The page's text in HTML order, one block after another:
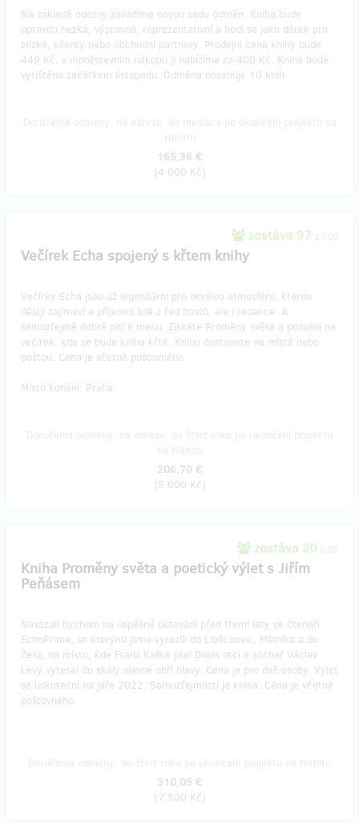
Na základě odezvy zavádíme novou sadu odměn. Kniha bude
opravdu hezká, výpravná, reprezentativní a hodí se jako dárek pro
blízké, klienty nebo obchodní partnery. Prodejní cena knihy bude
449 Kč, v množstevním nákupu ji nabízíme za 400 Kč. Kniha bude
vytištěna začátkem listopadu. Odměna obsahuje 10 knih.
165,36 €
(4 000 Kč)
zostáva 97 z 100
Večírek Echa spojený s křtem knihy
Večírky Echa jsou už legendární pro skvělou atmosféru, kterou
dělají zajímaví a příjemní lidé z řad hostů, ale i redakce. A
samozřejmě dobré pití a menu. Získáte Proměny světa a pozvání na
večírek, kde se bude kniha křtít. Knihu dostanete na místě nebo
poštou. Cena je včetně poštovného.
Místo konání: Praha
206,70 €
(5 000 Kč)
zostáva 20 z 25
Kniha Proměny světa a poetický výlet s Jiřím
Peňásem
Navázali bychom na úspěšné putování před třemi lety se čtenáři
EchoPrime, se kterými jsme vyrazili do Liběchovic, Mělníka a do
Želíz, na místo, kde Franz Kafka psal Dopis otci a sochař Václav
Levý vytesal do skály slavné obří hlavy. Cena je pro dvě osoby. Výlet
se uskuteční na jaře 2022. Samozřejmostí je kniha. Cena je včetně
poštovného.
310,05 €
(7 500 Kč)